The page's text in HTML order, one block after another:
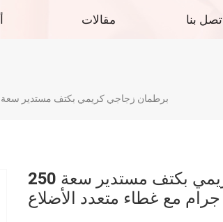
مقالات اتصل بنا
برطمان زجاجي كريمي بكتف مستدير سعة 250 جرام مع غطاء متعدد الأضلاع
برطمان زجاجي كريمي بكتف مستدير سعة 250
جرام مع غطاء متعدد الأضلاع